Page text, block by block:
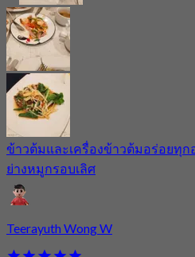
ข้าวต้มและเครื่องข้าวต้มอร่อยทุก
ย่างหมูกรอบเลิศ
Teerayuth Wong W